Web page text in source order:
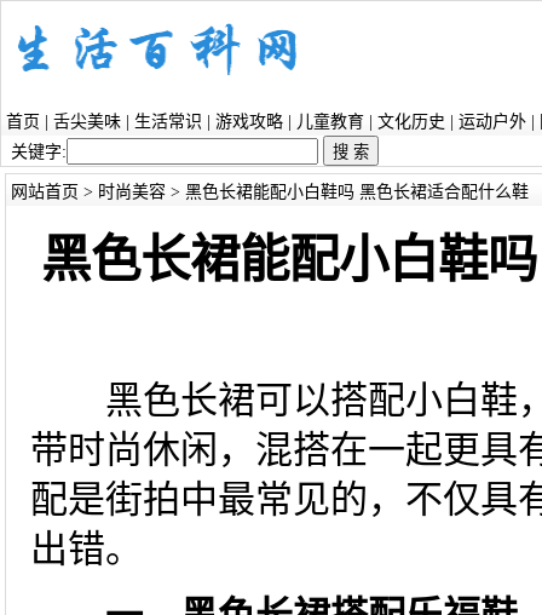
首页 舌尖美味 生活常识 游戏攻略 儿童教育 文化历史 运动户外
关键字:
网站首页 > 时尚美容> 黑色长裙能配小白鞋吗 黑色长裙适合配什么鞋
黑色长裙能配小白鞋
黑色长裙可以搭配小白鞋
带时尚休闲，混搭在一起更具
配是街拍中最常见的，不仅具
出错。